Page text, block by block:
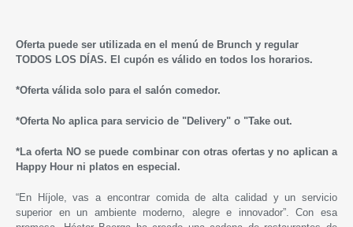
Oferta puede ser utilizada en el menú de Brunch y regular
TODOS LOS DÍAS. El cupón es válido en todos los horarios.
*Oferta válida solo para el salón comedor.
*Oferta No aplica para servicio de "Delivery" o "Take out.
*La oferta NO se puede combinar con otras ofertas y no aplican a
Happy Hour ni platos en especial.
“En Híjole, vas a encontrar comida de alta calidad y un servicio
superior en un ambiente moderno, alegre e innovador”. Con esa